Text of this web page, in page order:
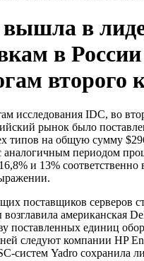
вышла в
в
второго
исследования IDC, во
рынок было
типов на общую сумму
аналогичным периодом
и 13% соответственно
поставщиков серверов
возглавила американская
поставленных единиц
следуют компании HP
систем Yadro сохранила